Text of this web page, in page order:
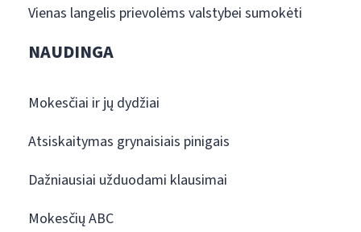
Vienas langelis prievolėms valstybei sumokėti
NAUDINGA
Mokesčiai ir jų dydžiai
Atsiskaitymas grynaisiais pinigais
Dažniausiai užduodami klausimai
Mokesčių ABC